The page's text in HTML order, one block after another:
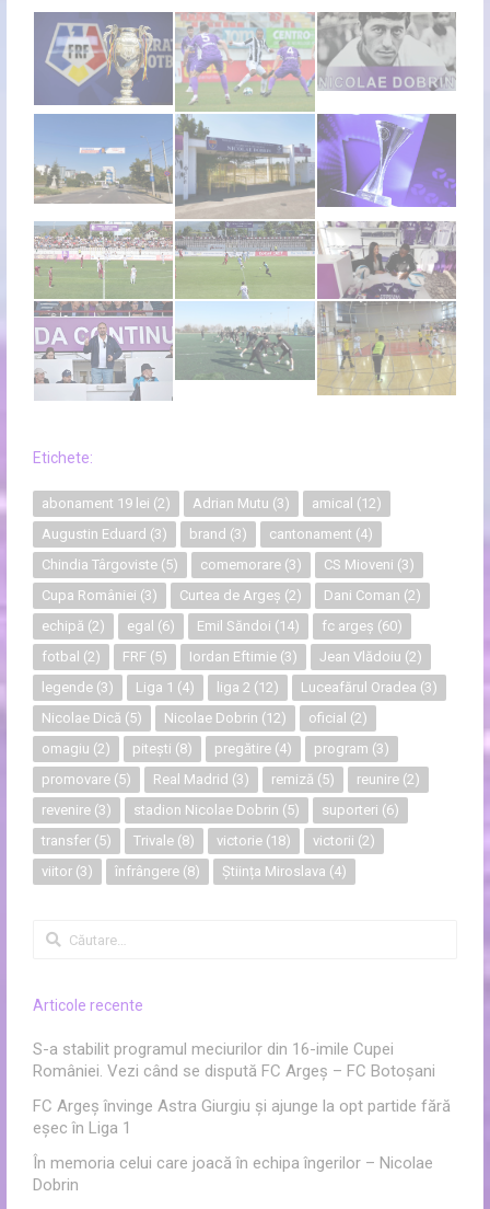
Etichete:
abonament 19 lei (2) Adrian Mutu (3) amical (12)
Augustin Eduard (3) brand (3) cantonament (4)
Chindia Târgoviste(5) comemorare(3) CS Mioveni (3)
Cupa României (3) Curtea de Argeș (2) Dani Coman (2)
echipă (2) egal (6) Emil Săndoi (14) fc argeș (60)
fotbal (2) FRF(5) Iordan Eftimie(3) Jean Vlădoiu (2)
legende(3) Liga 1 (4) liga 2 (12) Luceafărul Oradea (3)
Nicolae Dică (5) Nicolae Dobrin (12) oficial (2)
omagiu (2) pitești (8) pregătire(4) program (3)
promovare(5) Real Madrid (3) remiză (5) reunire(2)
revenire(3) stadion Nicolae Dobrin (5) suporteri (6)
transfer(5) Trivale(8) victorie(18) victorii (2)
viitor(3) înfrângere(8) Știința Miroslava (4)
Caută
Articole recente
S-a stabilit programul meciurilor din 16-imile Cupei
României. Vezi când se dispută FC Argeș – FC Botoșani
FC Argeș învinge Astra Giurgiu și ajunge la opt partide fără
eșec în Liga 1
În memoria celui care joacă în echipa îngerilor – Nicolae
Dobrin